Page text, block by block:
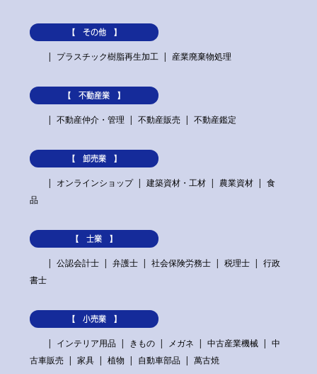
【 その他 】
プラスチック樹脂再生加工
産業廃棄物処理
【 不動産業 】
不動産仲介・管理
不動産販売 不動産鑑定
【 卸売業 】
オンラインショップ
建築資材・工材 農業資材
食
品
【 士業 】
公認会計士
弁護士 社会保険労務士 税理士
行政
書士
【 小売業 】
インテリア用品
きもの メガネ 中古産業機械
中
古車販売
家具 植物 自動車部品 萬古焼